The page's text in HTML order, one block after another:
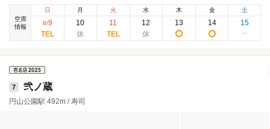
空席
情報
日
8/9
月
10
火
11
水
12
木
13
金
14
土
15
7 弐ノ蔵
円山公園駅 492m / 寿司